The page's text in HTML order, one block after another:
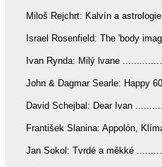
Miloš Rejchrt: Kalvín a
Israel Rosenfield: The 'body
Ivan Rynda: Milý lvane
John & Dagmar Searle: Happy
David Schejbal: Dear Ivan
František Slanina: Appolón,
Jan Sokol: Tvrdé a měkké